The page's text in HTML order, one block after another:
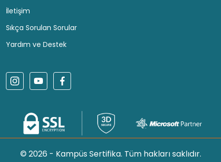
İletişim
Sıkça Sorulan Sorular
Yardım ve Destek
© 2026 - Kampüs Sertifika. Tüm hakları saklıdır.